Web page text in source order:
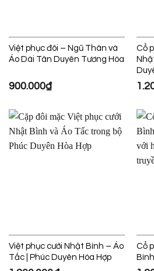
Việt phục đôi – Ngũ Thân và
Áo Dài Tân Duyên Tương Hòa
900.000₫
Cổ
Việt phục cưới Nhật Bình – Áo
Tấc | Phúc Duyên Hòa Hợp
Cổ